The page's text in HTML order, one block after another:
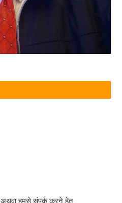
अथवा हमसे संपर्क करने हेतु